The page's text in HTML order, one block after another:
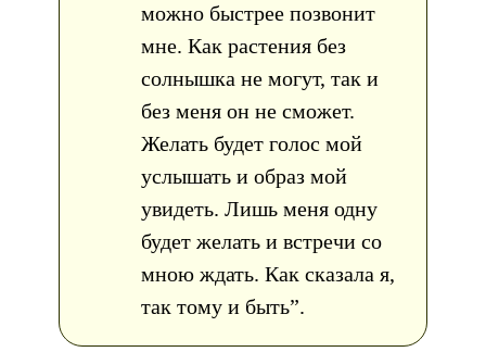
можно быстрее позвонит
мне. Как растения без
солнышка не могут, так и
без меня он не сможет.
Желать будет голос мой
услышать и образ мой
увидеть. Лишь меня одну
будет желать и встречи со
мною ждать. Как сказала я,
так тому и быть”.